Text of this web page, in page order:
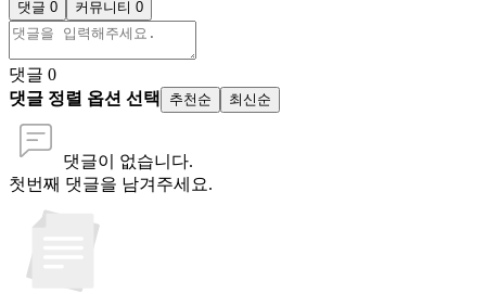
댓글 0 커뮤니티 0
댓글 0
댓글 정렬 옵션 선택
추천순 최신순
댓글이 없습니다.
첫번째 댓글을 남겨주세요.